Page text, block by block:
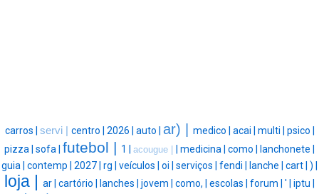
carros | servi | centro | 2026 | auto | ar) | medico | acai | multi | psico |
pizza | sofa | futebol | 1 | acougue | medicina | como |
lanchonete |
guia | contemp | 2027 | rg | veículos | oi | serviços | fendi | lanche | cart | ) |
loja | ar | cartório | lanches | jovem | como, | escolas | forum | ' | iptu |